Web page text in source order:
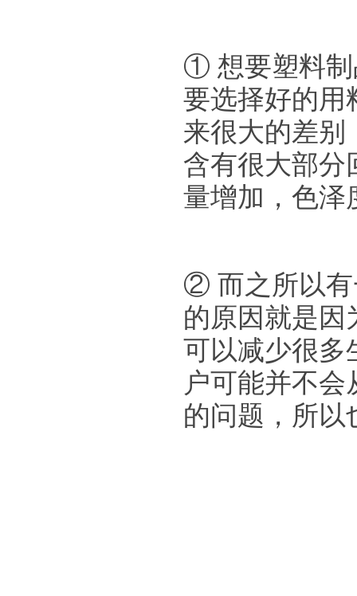
① 想要塑料制
要选择好的用
来很大的差别
含有很大部分
量增加，色泽
② 而之所以有
的原因就是
可以减少很多
户可能并不
的问题，所以